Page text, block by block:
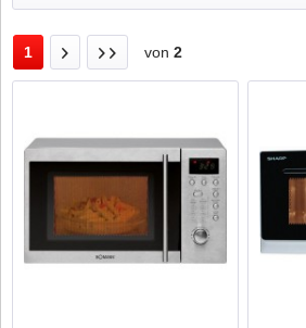
1 von 2